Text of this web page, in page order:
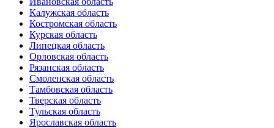
Калужская область
Костромская область
Курская область
Липецкая область
Орловская область
Рязанская область
Смоленская область
Тамбовская область
Тверская область
Тульская область
Ярославская область